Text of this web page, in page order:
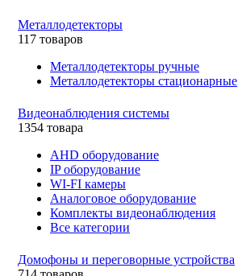
Металлодетекторы
117 товаров
Металлодетекторы ручные
Металлодетекторы стационарные
Видеонаблюдения cистемы
1354 товара
AHD оборудование
IP оборудование
WI-FI камеры
Аналоговое оборудование
Комплекты видеонаблюдения
Все категории
Домофоны и переговорные устройства